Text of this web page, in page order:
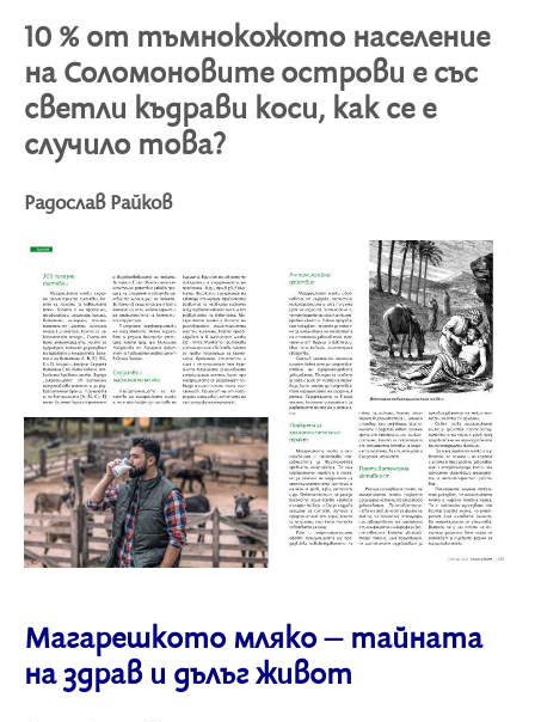
10 % от тъмнокожото население
на Соломоновите острови е със
светли къдрави коси, как се е
случило това?
Радослав Райков
Магарешкото мляко – тайната
на здрав и дълъг живот